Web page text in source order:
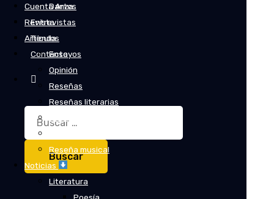
Danza
Entrevistas
Tienda
Contacto
Buscar:
Cuenta Artes
Revista
Artículos
Ensayos
Opinión
Reseñas
Reseñas literarias
Reseña musical
Noticias
Literatura
Poesía